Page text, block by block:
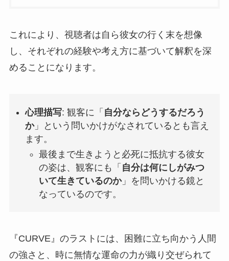
これにより、視聴者は自ら彼女の行く末を想像
し、それぞれの経験や考え方に基づいて解釈を深
めることになります。
心理描写: 観客に「 自分ならどうするだろう
か」という問いかけがなされているとも言え
ます。
最後まで生きようと必死に抵抗する彼女
の姿は、観客にも「 自分は何にしがみつ
いて生きているのか」を問いかける鏡と
なっているのです。
『CURVE』のラストには、困難に立ち向かう人間
の強さと、時に無情な運命の力が織り交ぜられて